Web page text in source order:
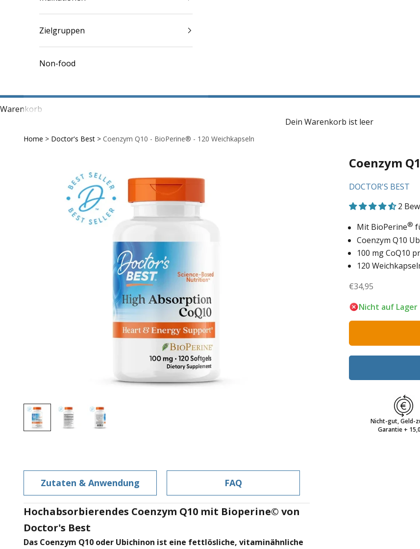
Zielgruppen
Non-food
Warenkorb
Dein Warenkorb ist leer
Home > Doctor's Best > Coenzym Q10 - BioPerine® - 120 Weichkapseln
Coenzym
DOCTOR'S BEST
2
Mit BioPerine®
Coenzym Q10
100 mg CoQ10
120
Angebot
€34,95
Nicht auf Lager
Nicht-gut, Geld-
Garantie +
Zutaten & Anwendung FAQ
Hochabsorbierendes Coenzym Q10 mit Bioperine© von
Doctor's Best
Das Coenzym Q10 oder Ubichinon ist eine fettlösliche, vitaminähnliche